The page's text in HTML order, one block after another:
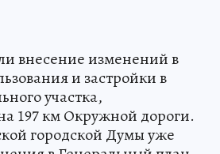
внесение изменений в
и застройки в
участка,
197 км Окружной дороги.
городской Думы уже